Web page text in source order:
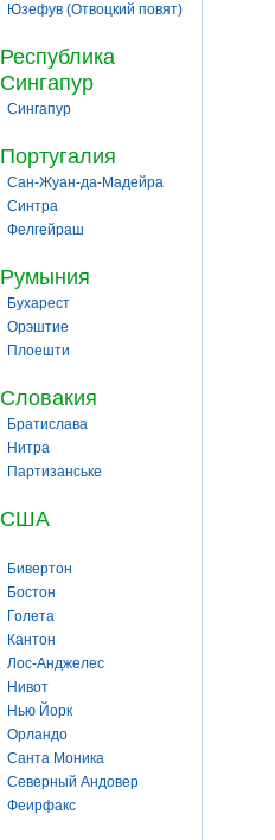
Юзефув (Отвоцкий повят)
Республика
Сингапур
Сингапур
Португалия
Сан-Жуан-да-Мадейра
Синтра
Фелгейраш
Румыния
Бухарест
Орэштие
Плоешти
Словакия
Братислава
Нитра
Партизанське
США
Бивертон
Бостон
Голета
Кантон
Лос-Анджелес
Нивот
Нью Йорк
Орландо
Санта Моника
Северный Андовер
Феирфакс